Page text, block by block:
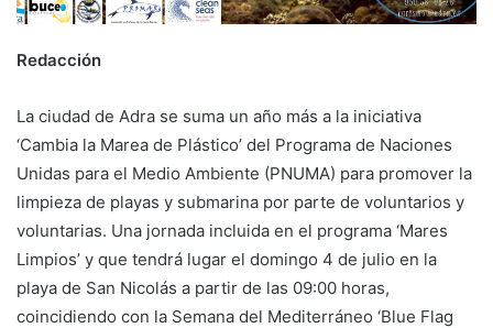
Redacción
La ciudad de Adra se suma un año más a la iniciativa
‘Cambia la Marea de Plástico’ del Programa de Naciones
Unidas para el Medio Ambiente (PNUMA) para promover la
limpieza de playas y submarina por parte de voluntarios y
voluntarias. Una jornada incluida en el programa ‘Mares
Limpios’ y que tendrá lugar el domingo 4 de julio en la
playa de San Nicolás a partir de las 09:00 horas,
coincidiendo con la Semana del Mediterráneo ‘Blue Flag